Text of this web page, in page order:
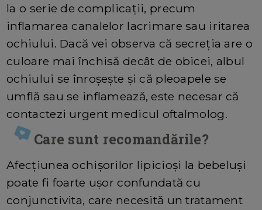
la o serie de complicații, precum
inflamarea canalelor lacrimare sau iritarea
ochiului. Dacă vei observa că secreția are o
culoare mai închisă decât de obicei, albul
ochiului se înroșește și că pleoapele se
umflă sau se inflamează, este necesar că
contactezi urgent medicul oftalmolog.
Care sunt recomandările?
Afecțiunea ochișorilor lipicioși la bebeluși
poate fi foarte ușor confundată cu
conjunctivita, care necesită un tratament